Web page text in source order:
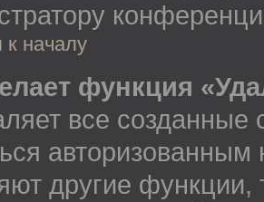
к началу
функция
все созданные
другие функции,